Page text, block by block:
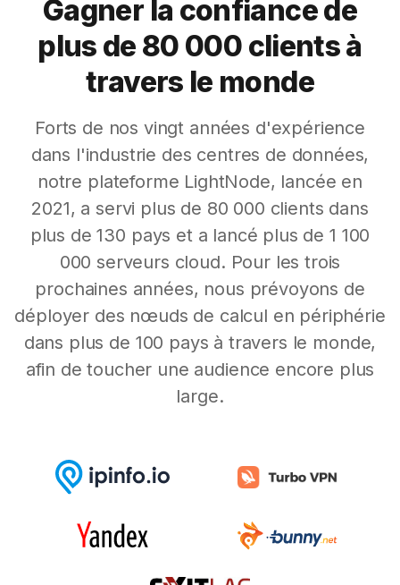
Gagner la confiance de
plus de 80 000 clients à
travers le monde
Forts de nos vingt années d'expérience
dans l'industrie des centres de données,
notre plateforme LightNode, lancée en
2021, a servi plus de 80 000 clients dans
plus de 130 pays et a lancé plus de 1 100
000 serveurs cloud. Pour les trois
prochaines années, nous prévoyons de
déployer des nœuds de calcul en périphérie
dans plus de 100 pays à travers le monde,
afin de toucher une audience encore plus
large.